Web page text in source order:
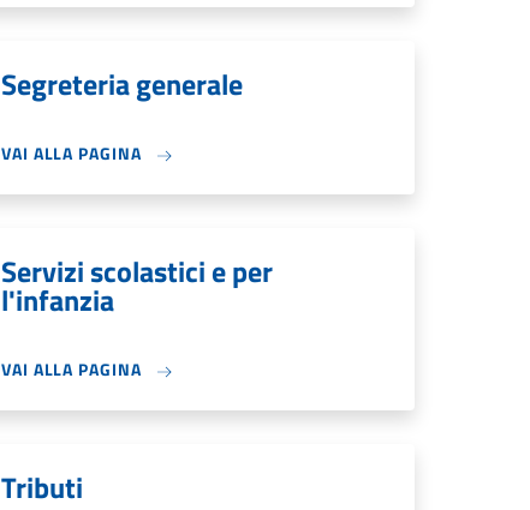
Segreteria generale
VAI ALLA PAGINA
Servizi scolastici e per
l'infanzia
VAI ALLA PAGINA
Tributi